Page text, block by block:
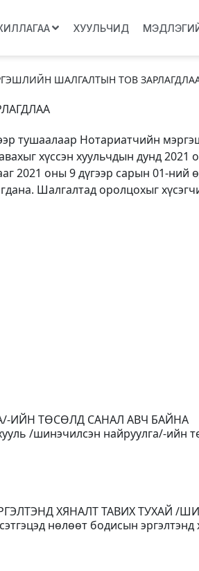
ХУУЛЬЧИД
ШАЛГАЛТЫН ТОВ
тушаалаар Нотариатчийн
хүссэн хуульчдын дунд
2021 оны 9 дүгээр сарын 01-
Шалгалтад оролцохыг
ИЙН ТӨСӨЛД САНАЛ АВЧ БАЙНА
/шинэчилсэн найруулга/-ийн
ХЯНАЛТ ТАВИХ ТУХАЙ /
нөлөөт бодисын эргэлтэнд